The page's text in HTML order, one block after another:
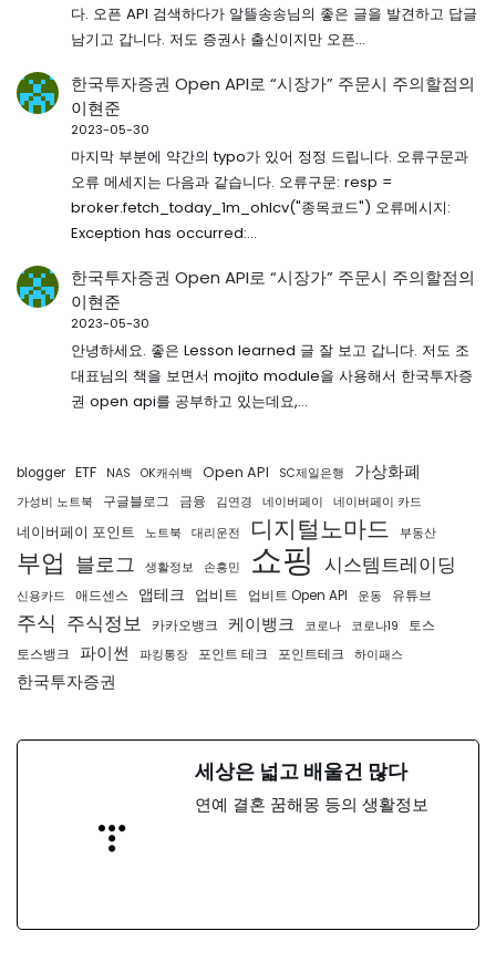
다. 오픈 API 검색하다가 알뜰송송님의 좋은 글을 발견하고 답글
남기고 갑니다. 저도 증권사 출신이지만 오픈…
한국투자증권 Open API로 “시장가” 주문시 주의할점의
이현준
2023-05-30
마지막 부분에 약간의 typo가 있어 정정 드립니다. 오류구문과
오류 메세지는 다음과 같습니다. 오류구문: resp =
broker.fetch_today_1m_ohlcv("종목코드") 오류메시지:
Exception has occurred:…
한국투자증권 Open API로 “시장가” 주문시 주의할점의
이현준
2023-05-30
안녕하세요. 좋은 Lesson learned 글 잘 보고 갑니다. 저도 조
대표님의 책을 보면서 mojito module을 사용해서 한국투자증
권 open api를 공부하고 있는데요,…
blogger ETF NAS OK캐쉬백 Open API SC제일은행 가상화폐
가성비 노트북 구글블로그 금융 김연경 네이버페이 네이버페이 카드
네이버페이 포인트 노트북 대리운전 디지털노마드 부동산
부업 블로그 생활정보 손흥민 쇼핑 시스템트레이딩
신용카드 애드센스 앱테크 업비트 업비트 Open API 운동 유튜브
주식 주식정보 카카오뱅크 케이뱅크 코로나 코로나19
토스
토스뱅크
파이썬 파킹통장 포인트 테크 포인트테크 하이패스
한국투자증권
세상은 넓고 배울건 많다
연예 결혼 꿈해몽 등의 생활정보